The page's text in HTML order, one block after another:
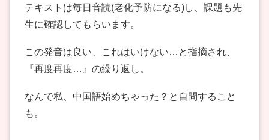
テキストは毎日音読(老化予防になる)し、課題も先
生に確認してもらいます。
この発音は良い、これはいけない…と指摘され、
『再度再度…』の繰り返し。
なんで私、中国語始めちゃった？と自問すること
も。